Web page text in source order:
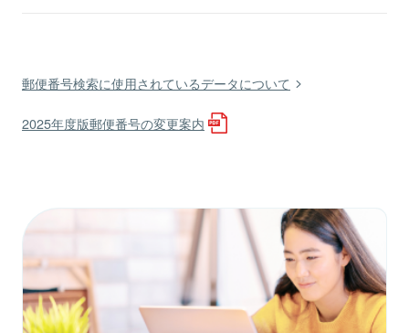
郵便番号検索に使用されているデータについて
2025年度版郵便番号の変更案内